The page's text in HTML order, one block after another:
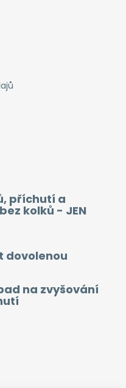
příchutí a
kolků - JEN
dovolenou
na zvyšování